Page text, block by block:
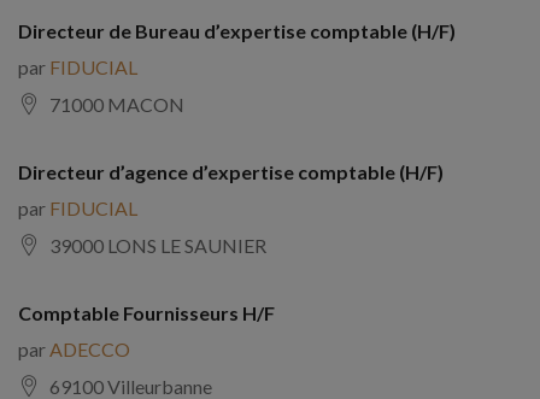
Directeur de Bureau d’expertise comptable (H/F)
par FIDUCIAL
71000 MACON
Directeur d’agence d’expertise comptable (H/F)
par FIDUCIAL
39000 LONS LE SAUNIER
Comptable Fournisseurs H/F
par ADECCO
69100 Villeurbanne